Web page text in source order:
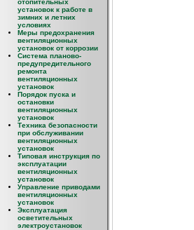
отопительных
установок к работе в
зимних и летних
условиях
Меры предохранения
вентиляционных
установок от коррозии
Система планово-
предупредительного
ремонта
вентиляционных
установок
Порядок пуска и
остановки
вентиляционных
установок
Техника безопасности
при обслуживании
вентиляционных
установок
Типовая инструкция по
эксплуатации
вентиляционных
установок
Управление приводами
вентиляционных
установок
Эксплуатация
осветительных
электроустановок